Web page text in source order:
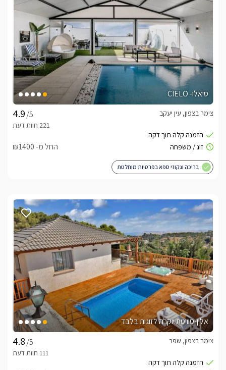
סיאלו- CIELO
/5
צימר בצפון, עין יעקב
החל מ- ₪1400
בריכה וגקוזי ספא בפרטיות מוחלטת
אלין-סוויטת יוקרה לזוגות בלבד
/5
צימר בצפון, שפר